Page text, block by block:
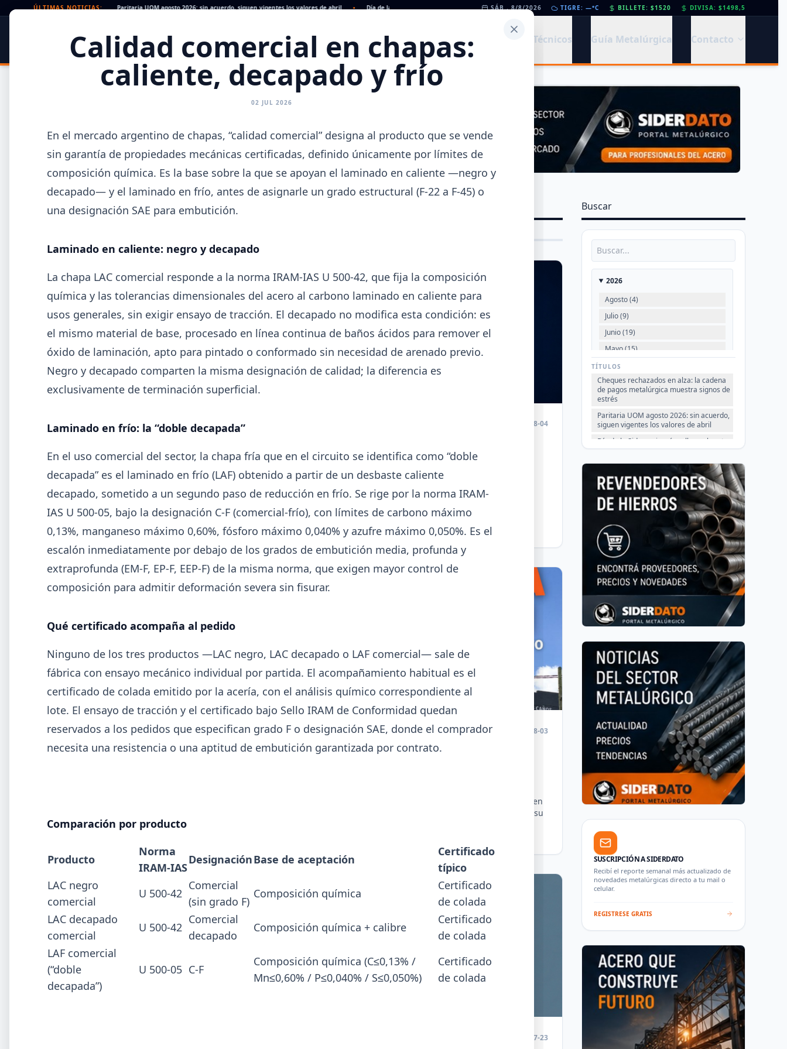
ÚLTIMAS NOTICIAS:
muestra signos de estrés • Paritaria UOM agosto 2026: sin acuerdo, siguen vigentes los valores de abril • Día de la Siderurgia: cómo llega el sector al aniversario 78 del legado de Savio • Perfiles.com.ar abrió su tercera sucursal en zona norte:
SÁB., 8/8/2026 TIGRE: —°C BILLETE: $1520 DIVISA: $1498,5
SIDERDATO
PORTAL METALÚRGICO
Calculadora de Peso Inicio Noticias Datos Técnicos Guía Metalúrgica Contacto
Toda la Información
GENERAL 2026-08-07
de pagos metalúrgica muestra signos
de estrés
Junio fue el tercer peor mes en cheques rechazados en
casi seis años. El caso Metalfor expone la tensión que
crece en la cadena de pagos metalúrgica.
2026-08-04
acuerdo, siguen vigentes los valores
de abril
UOM y cámaras metalúrgicas no cerraron la paritaria.
Agosto se liquida con los valores de abril: IMGR
$1.036.390.
GENERAL 2026-08-04
Día de la Siderurgia: cómo llega el
recuperación parcial y un mercado que se reordena
GENERAL 2026-08-03
Perfiles.com.ar abrió su tercera
La distribuidora siderometalúrgica, fundada en 1974 en
San Fernando, sumó un local sobre Av. Andrés Rolón, su
2026-07-23
Buscar
2026
Agosto (4)
Julio (9)
Junio (19)
Mayo (15)
Abril (16)
Marzo (6)
Febrero (4)
Enero (2)
VER TODO
TÍTULOS
Cheques rechazados en alza: la cadena
de pagos metalúrgica muestra signos de
estrés
Paritaria UOM agosto 2026: sin acuerdo,
siguen vigentes los valores de abril
Día de la Siderurgia: cómo llega el sector
al aniversario 78 del legado de Savio
Perfiles.com.ar abrió su tercera sucursal
en zona norte: llegó a San Isidro
Informe ADIMRA junio 2026: la
producción metalúrgica cayó 4,6%
Producción Mundial de Acero – Junio
2026
SUSCRIPCIÓN A SIDERDATO
Recibí el reporte semanal más actualizado de
novedades metalúrgicas directo a tu mail o
celular.
REGISTRESE GRATIS
Calidad comercial en chapas:
caliente, decapado y frío
02 JUL 2026
En el mercado argentino de chapas, “calidad comercial” designa al producto que se vende
sin garantía de propiedades mecánicas certificadas, definido únicamente por límites de
composición química. Es la base sobre la que se apoyan el laminado en caliente —negro y
decapado— y el laminado en frío, antes de asignarle un grado estructural (F-22 a F-45) o
una designación SAE para embutición.
Laminado en caliente: negro y decapado
La chapa LAC comercial responde a la norma IRAM-IAS U 500-42, que fija la composición
química y las tolerancias dimensionales del acero al carbono laminado en caliente para
usos generales, sin exigir ensayo de tracción. El decapado no modifica esta condición: es
el mismo material de base, procesado en línea continua de baños ácidos para remover el
óxido de laminación, apto para pintado o conformado sin necesidad de arenado previo.
Negro y decapado comparten la misma designación de calidad; la diferencia es
exclusivamente de terminación superficial.
Laminado en frío: la “doble decapada”
En el uso comercial del sector, la chapa fría que en el circuito se identifica como “doble
decapada” es el laminado en frío (LAF) obtenido a partir de un desbaste caliente
decapado, sometido a un segundo paso de reducción en frío. Se rige por la norma IRAM-
IAS U 500-05, bajo la designación C-F (comercial-frío), con límites de carbono máximo
0,13%, manganeso máximo 0,60%, fósforo máximo 0,040% y azufre máximo 0,050%. Es el
escalón inmediatamente por debajo de los grados de embutición media, profunda y
extraprofunda (EM-F, EP-F, EEP-F) de la misma norma, que exigen mayor control de
composición para admitir deformación severa sin fisurar.
Qué certificado acompaña al pedido
Ninguno de los tres productos —LAC negro, LAC decapado o LAF comercial— sale de
fábrica con ensayo mecánico individual por partida. El acompañamiento habitual es el
certificado de colada emitido por la acería, con el análisis químico correspondiente al
lote. El ensayo de tracción y el certificado bajo Sello IRAM de Conformidad quedan
reservados a los pedidos que especifican grado F o designación SAE, donde el comprador
necesita una resistencia o una aptitud de embutición garantizada por contrato.
Comparación por producto
Producto
Norma
IRAM-IAS
DesignaciónBase de aceptación
Certificado
típico
LAC negro
comercial
U 500-42
Comercial
(sin grado F)
Composición química
Certificado
de colada
LAC decapado
comercial
U 500-42
Comercial
decapado
Composición química + calibre
Certificado
de colada
LAF comercial
(“doble
decapada”)
U 500-05 C-F
Composición química (C≤0,13% /
Mn≤0,60% / P≤0,040% / S≤0,050%)
Certificado
de colada